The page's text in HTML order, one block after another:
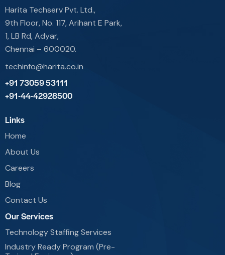
Harita Techserv Pvt. Ltd.,
9th Floor, No. 117, Arihant E Park,
1, LB Rd, Adyar,
Chennai – 600020.
techinfo@harita.co.in
+91 73059 53111
+91-44-42928500
Links
Home
About Us
Careers
Blog
Contact Us
Our Services
Technology Staffing Services
Industry Ready Program (Pre-